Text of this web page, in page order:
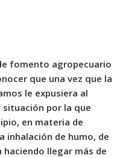
fomento agropecuario
que una vez que la
le expusiera al
por la que
en materia de
inhalación de humo, de
llegar más de